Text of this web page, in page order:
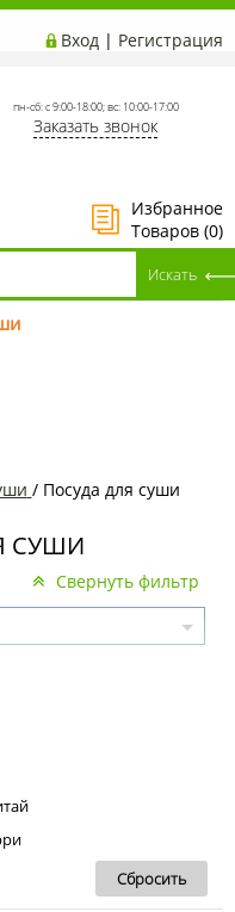
Вход | Регистрация
пн-сб: с 9:00-18:00; вс: 10:00-17:00
Заказать звонок
Избранное
Товаров (0)
/ Посуда для суши
СУШИ
Свернуть фильтр